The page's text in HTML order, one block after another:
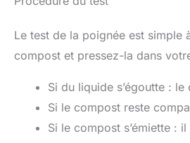
Le test de la poignée est simple
compost et pressez-la dans
Si du liquide s’égoutte :
Si le compost reste
Si le compost s’émiette :